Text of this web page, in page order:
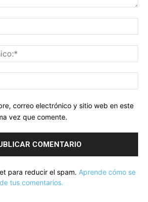
correo electrónico y sitio web en este
vez que comente.
para reducir el spam. Aprende cómo se
tus comentarios.